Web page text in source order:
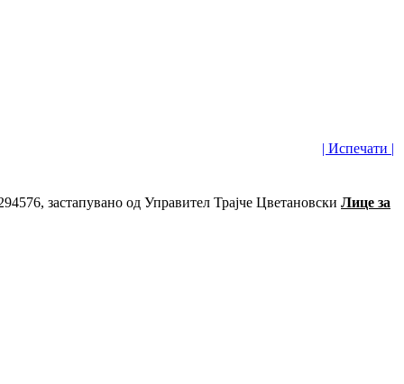
| Испечати |
застапувано од Управител Трајче Цветановски Лице за